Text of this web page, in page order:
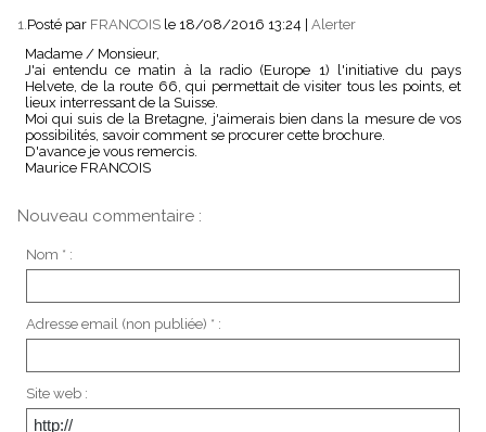
1.Posté par FRANCOIS le 18/08/2016 13:24
Alerter
Madame / Monsieur,
J'ai entendu ce matin à la radio (Europe 1) l'initiative du pays
Helvete, de la route 66, qui permettait de visiter tous les points, et
lieux interressant de la Suisse.
Moi qui suis de la Bretagne, j'aimerais bien dans la mesure de vos
possibilités, savoir comment se procurer cette brochure.
D'avance je vous remercis.
Maurice FRANCOIS
Nouveau commentaire :
Nom * :
Adresse email (non publiée) * :
Site web :